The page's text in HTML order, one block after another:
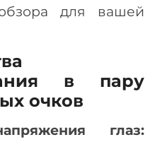
для вашей
в пару
очков
глаз: